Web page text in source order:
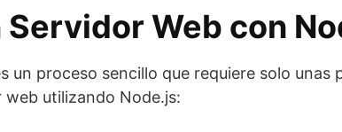
Web con
un proceso sencillo que requiere solo
utilizando Node.js: